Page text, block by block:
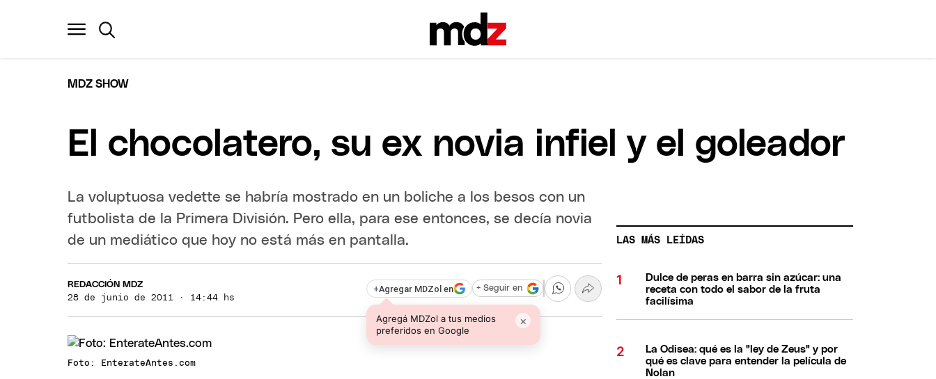
MDZ SHOW
El chocolatero, su ex novia infiel y el goleador
La voluptuosa vedette se habría mostrado en un boliche a los besos con un
futbolista de la Primera División. Pero ella, para ese entonces, se decía novia
de un mediático que hoy no está más en pantalla.
REDACCIÓN MDZ
28 de junio de 2011 · 14:44 hs
+Agregar MDZol en
Agregá MDZol a tus medios
preferidos en Google
×
+ Seguir en
Foto: EnterateAntes.com
LAS MÁS LEÍDAS
Dulce de peras en barra sin azúcar: una
receta con todo el sabor de la fruta
facilísima
La Odisea: qué es la "ley de Zeus" y por
qué es clave para entender la película de
Nolan